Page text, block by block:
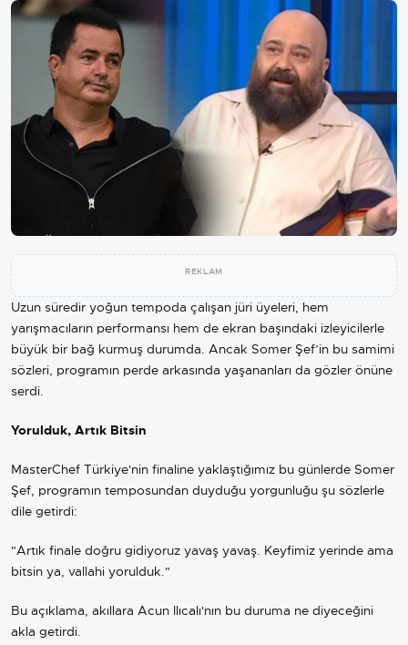
REKLAM
Uzun süredir yoğun tempoda çalışan jüri üyeleri, hem
yarışmacıların performansı hem de ekran başındaki izleyicilerle
büyük bir bağ kurmuş durumda. Ancak Somer Şef’in bu samimi
sözleri, programın perde arkasında yaşananları da gözler önüne
serdi.
Yorulduk, Artık Bitsin
MasterChef Türkiye'nin finaline yaklaştığımız bu günlerde Somer
Şef, programın temposundan duyduğu yorgunluğu şu sözlerle
dile getirdi:
"Artık finale doğru gidiyoruz yavaş yavaş. Keyfimiz yerinde ama
bitsin ya, vallahi yorulduk."
Bu açıklama, akıllara Acun Ilıcalı'nın bu duruma ne diyeceğini
akla getirdi.